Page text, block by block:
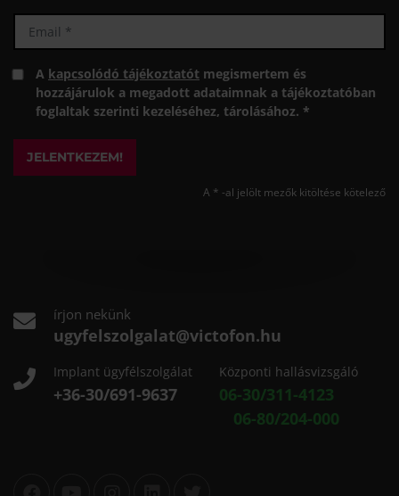
A kapcsolódó tájékoztatót megismertem és
hozzájárulok a megadott adataimnak a tájékoztatóban
foglaltak szerinti kezeléséhez, tárolásához. *
JELENTKEZEM!
A * -al jelölt mezők kitöltése kötelező
írjon nekünk
ugyfelszolgalat@victofon.hu
Implant ügyfélszolgálat
+36-30/691-9637
Központi hallásvizsgáló
06-30/311-4123
06-80/204-000